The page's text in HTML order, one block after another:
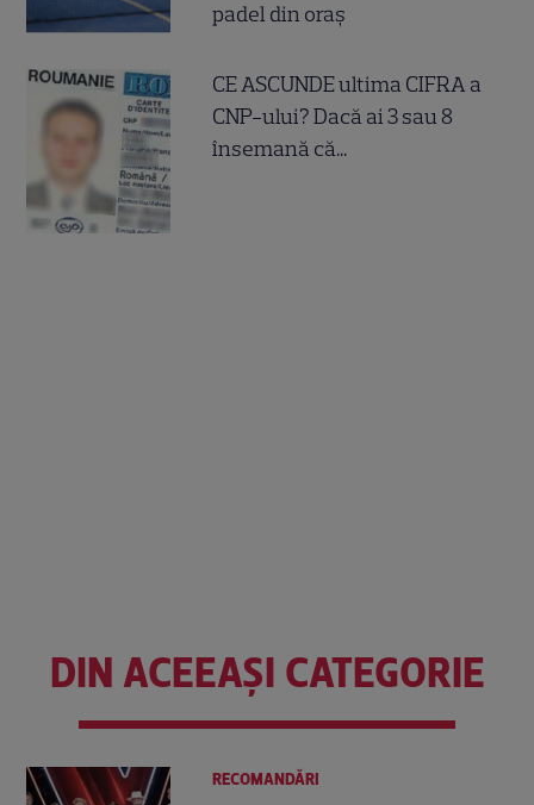
padel din oraș
CE ASCUNDE ultima CIFRA a
CNP-ului? Dacă ai 3 sau 8
însemană că...
DIN ACEEAȘI CATEGORIE
RECOMANDĂRI